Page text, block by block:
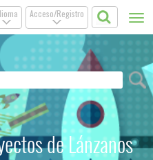
Acceso/Registro
.
.
de Lánzanos